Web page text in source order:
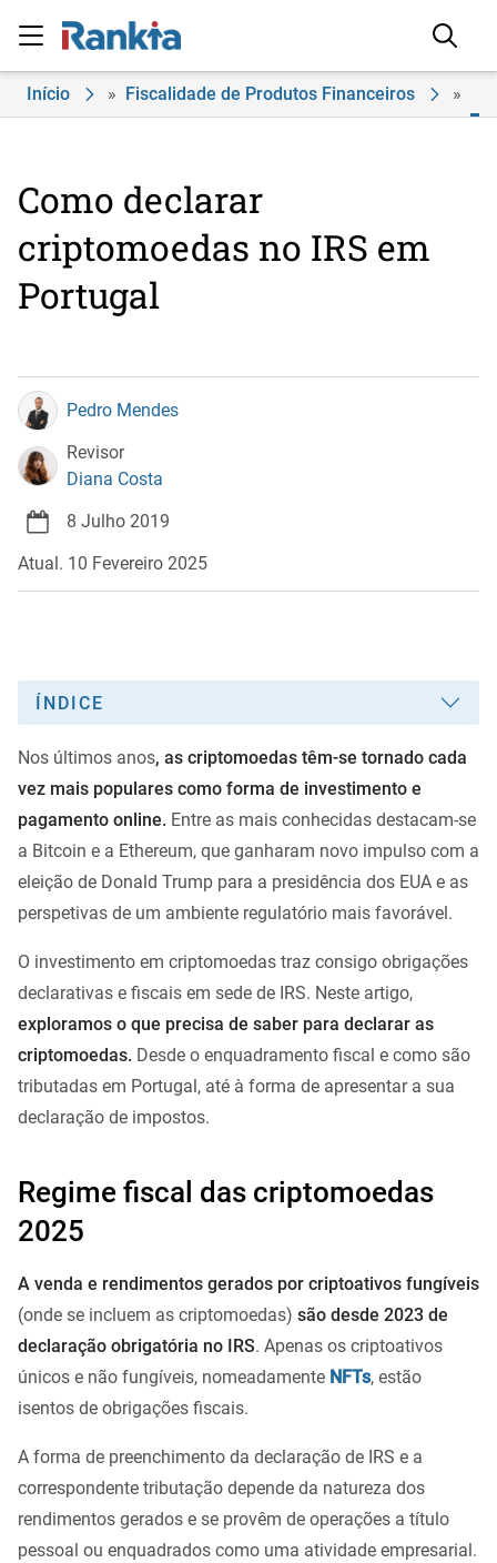
Início » Fiscalidade de Produtos Financeiros »
Como declarar
criptomoedas no IRS em
Portugal
Pedro Mendes
Revisor
Diana Costa
8 Julho 2019
Atual. 10 Fevereiro 2025
ÍNDICE
Nos últimos anos, as criptomoedas têm-se tornado cada
vez mais populares como forma de investimento e
pagamento online. Entre as mais conhecidas destacam-se
a Bitcoin e a Ethereum, que ganharam novo impulso com a
eleição de Donald Trump para a presidência dos EUA e as
perspetivas de um ambiente regulatório mais favorável.
O investimento em criptomoedas traz consigo obrigações
declarativas e fiscais em sede de IRS. Neste artigo,
exploramos o que precisa de saber para declarar as
criptomoedas. Desde o enquadramento fiscal e como são
tributadas em Portugal, até à forma de apresentar a sua
declaração de impostos.
Regime fiscal das criptomoedas
2025
A venda e rendimentos gerados por criptoativos fungíveis
(onde se incluem as criptomoedas) são desde 2023 de
declaração obrigatória no IRS. Apenas os criptoativos
únicos e não fungíveis, nomeadamente NFTs, estão
isentos de obrigações fiscais.
A forma de preenchimento da declaração de IRS e a
correspondente tributação depende da natureza dos
rendimentos gerados e se provêm de operações a título
pessoal ou enquadrados como uma atividade empresarial.